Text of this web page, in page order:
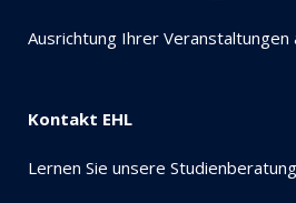
Ausrichtung Ihrer Veranstaltungen
Kontakt EHL
Lernen Sie unsere